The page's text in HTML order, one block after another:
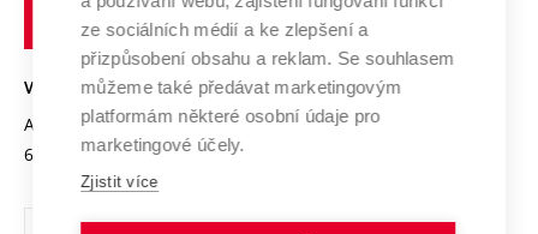
Open Science
Projekty
Projekty ze strukturálních fondů
Specifický výzkum
Mezinárodní dohody
Univerzitní sítě
Podnikavá univerzita / ContriBUTe
Bezpečná univerzita
Vyznamenání
Organizační struktura
technické
Brně
VYSOKÉ UČENÍ TECHNICKÉ V BRNĚ
Antonínská 548/1
602 00 Brno
www.vut.cz
vut@vutbr.cz
ze sociálních médií a ke zlepšení a
přizpůsobení obsahu a reklam. Se souhlasem
můžeme také předávat marketingovým
platformám některé osobní údaje pro
marketingové účely.
Zjistit více